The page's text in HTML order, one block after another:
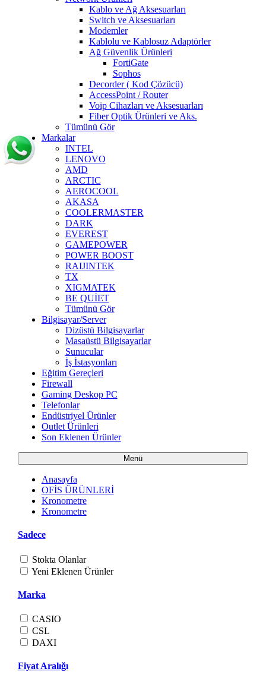
Kablo ve Ağ Aksesuarları
Switch ve Aksesuarları
Modemler
Kablolu ve Kablosuz Adaptörler
Ağ Güvenlik Ürünleri
FortiGate
Sophos
Decorder ( Kod Çözücü)
AccessPoint / Router
Voip Cihazları ve Aksesuarları
Fiber Optik Ürünleri ve Aks.
Tümünü Gör
Markalar
INTEL
LENOVO
AMD
ARCTIC
AEROCOOL
AKASA
COOLERMASTER
DARK
EVEREST
GAMEPOWER
POWER BOOST
RAIJINTEK
TX
XIGMATEK
BE QUİET
Tümünü Gör
Bilgisayar/Server
Dizüstü Bilgisayarlar
Masaüstü Bilgisayarlar
Sunucular
İş İstasyonları
Eğitim Gereçleri
Firewall
Gaming Deskop PC
Telefonlar
Endüstriyel Ürünler
Outlet Ürünleri
Son Eklenen Ürünler
Menü
Anasayfa
OFİS ÜRÜNLERİ
Kronometre
Kronometre
Sadece
Stokta Olanlar
Yeni Eklenen Ürünler
Marka
CASIO
CSL
DAXI
Fiyat Aralığı